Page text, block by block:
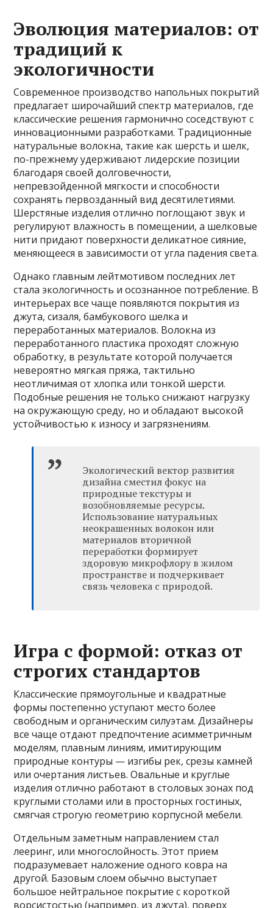
Эволюция материалов: от
традиций к
экологичности
Современное производство напольных покрытий
предлагает широчайший спектр материалов, где
классические решения гармонично соседствуют с
инновационными разработками. Традиционные
натуральные волокна, такие как шерсть и шелк,
по-прежнему удерживают лидерские позиции
благодаря своей долговечности,
непревзойденной мягкости и способности
сохранять первозданный вид десятилетиями.
Шерстяные изделия отлично поглощают звук и
регулируют влажность в помещении, а шелковые
нити придают поверхности деликатное сияние,
меняющееся в зависимости от угла падения света.
Однако главным лейтмотивом последних лет
стала экологичность и осознанное потребление. В
интерьерах все чаще появляются покрытия из
джута, сизаля, бамбукового шелка и
переработанных материалов. Волокна из
переработанного пластика проходят сложную
обработку, в результате которой получается
невероятно мягкая пряжа, тактильно
неотличимая от хлопка или тонкой шерсти.
Подобные решения не только снижают нагрузку
на окружающую среду, но и обладают высокой
устойчивостью к износу и загрязнениям.
Экологический вектор развития
дизайна сместил фокус на
природные текстуры и
возобновляемые ресурсы.
Использование натуральных
неокрашенных волокон или
материалов вторичной
переработки формирует
здоровую микрофлору в жилом
пространстве и подчеркивает
связь человека с природой.
Игра с формой: отказ от
строгих стандартов
Классические прямоугольные и квадратные
формы постепенно уступают место более
свободным и органическим силуэтам. Дизайнеры
все чаще отдают предпочтение асимметричным
моделям, плавным линиям, имитирующим
природные контуры — изгибы рек, срезы камней
или очертания листьев. Овальные и круглые
изделия отлично работают в столовых зонах под
круглыми столами или в просторных гостиных,
смягчая строгую геометрию корпусной мебели.
Отдельным заметным направлением стал
лееринг, или многослойность. Этот прием
подразумевает наложение одного ковра на
другой. Базовым слоем обычно выступает
большое нейтральное покрытие с короткой
ворсистостью (например, из джута), поверх